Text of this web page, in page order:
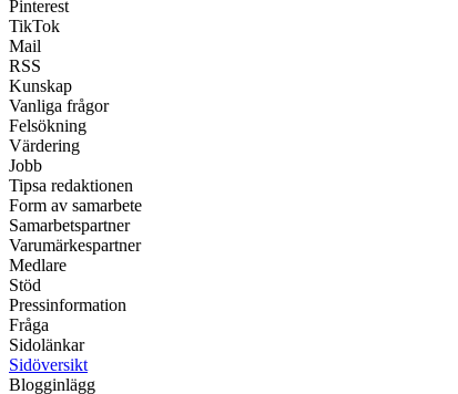
Pinterest
TikTok
Mail
RSS
Kunskap
Vanliga frågor
Felsökning
Värdering
Jobb
Tipsa redaktionen
Form av samarbete
Samarbetspartner
Varumärkespartner
Medlare
Stöd
Pressinformation
Fråga
Sidolänkar
Sidöversikt
Blogginlägg